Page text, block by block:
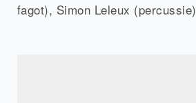
fagot), Simon Leleux (percussie)